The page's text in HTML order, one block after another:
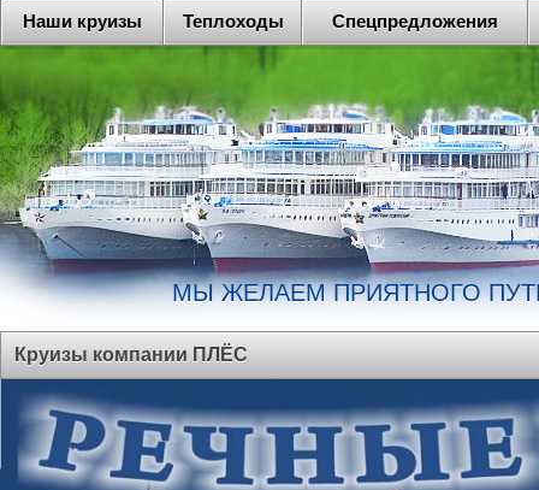
Наши круизы Теплоходы Спецпредложения
МЫ ЖЕЛАЕМ ПРИЯТНОГО
Круизы компании ПЛЁС